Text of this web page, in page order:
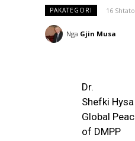
PAKATEGORI 16
Nga Gjin Musa
Dr.
Shefki Hysa
Global
of DMPP